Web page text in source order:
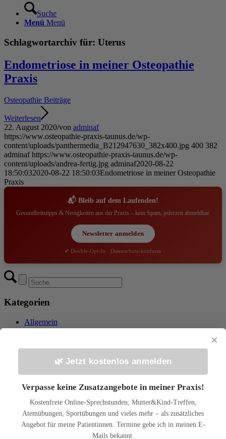
Suche
Menü Menü
Schlagwortarchiv für: Uterus
Endometriose in meiner Osteopathie
Praxis
Osteopathie Beiträge
Weiterlesen
22. August 2020/von adminaf
https://www.osteopathie-praxis-taunus.de/wp-
content/uploads/panthermedia_B212947630_382x400.jpg 400 382
adminaf https://www.osteopathie-praxis-taunus.de/wp-
content/uploads/andrea-fertig.jpg adminaf2020-08-22
18:50:032020-08-22 18:50:03Endometriose in meiner Osteopathie
Praxis
📬 Bleib auf dem Laufenden!
Gesundheitstipps & Neuigkeiten aus der Praxis – kein Spam, jederzeit abmeldbar.
Newsletter anmelden
✔ Double-Opt-In · Datenschutz-konform
Kategorien
Allgemein
Ernährung
Psychosomatische Zusammenhänge
Juli 2026
Juni 2026
Mai 2026
April 2026
März 2026
×
🌿 Jetzt kostenlos anmelden
Verpasse keine Zusatzangebote in meiner Praxis!
Kostenfreie Online-Sprechstunden, Mutter&Kind-Treffen,
Atemübungen, Sportübungen und vieles mehr – als zusätzliches
Angebot für meine Patientinnen. Termine gebe ich in meinen E-
Mails bekannt.